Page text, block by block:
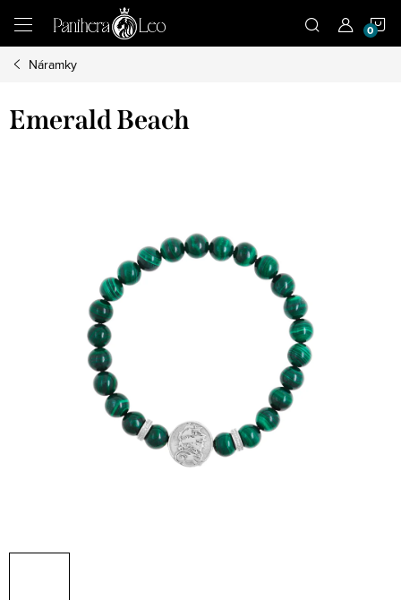
obsah
Náramky
Emerald Beach